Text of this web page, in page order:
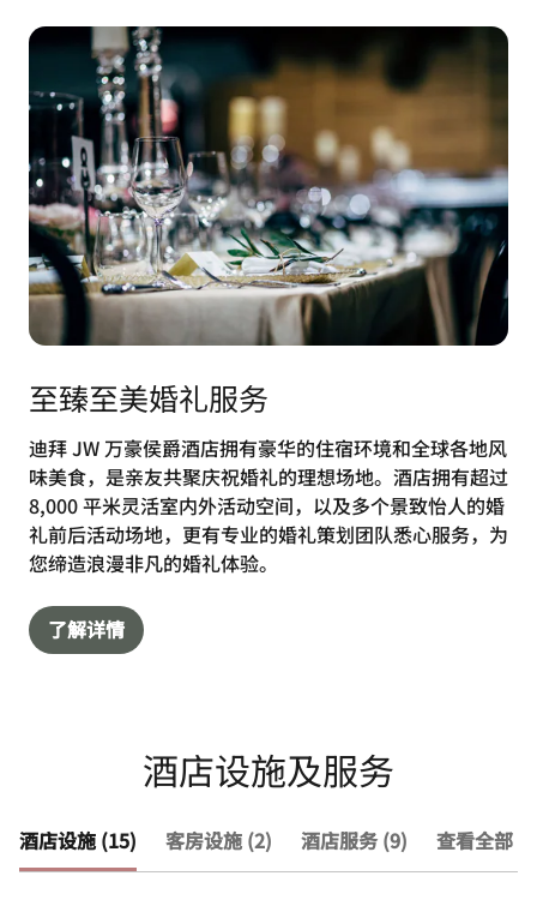
至臻至美婚礼服务
迪拜 JW 万豪侯爵酒店拥有豪华的住宿环境和全球各地风
味美食，是亲友共聚庆祝婚礼的理想场地。酒店拥有超过
8,000 平米灵活室内外活动空间，以及多个景致怡人的婚
礼前后活动场地，更有专业的婚礼策划团队悉心服务，为
您缔造浪漫非凡的婚礼体验。
了解详情
酒店设施及服务
酒店设施 (15) 客房设施 (2) 酒店服务 (9) 查看全部